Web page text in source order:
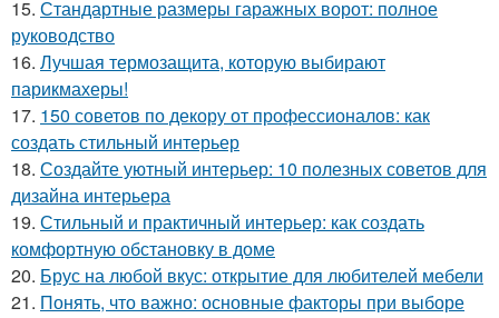
15. Стандартные размеры гаражных ворот: полное
руководство
16. Лучшая термозащита, которую выбирают
парикмахеры!
17. 150 советов по декору от профессионалов: как
создать стильный интерьер
18. Создайте уютный интерьер: 10 полезных советов для
дизайна интерьера
19. Стильный и практичный интерьер: как создать
комфортную обстановку в доме
20. Брус на любой вкус: открытие для любителей мебели
21. Понять, что важно: основные факторы при выборе